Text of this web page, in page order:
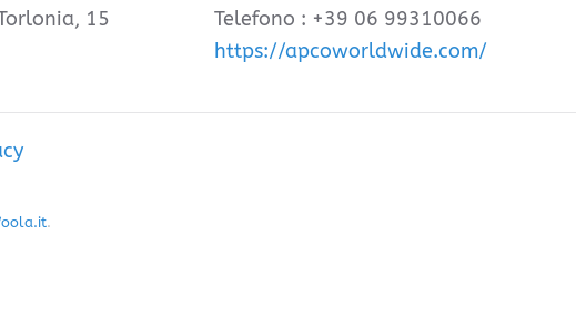
15
Telefono : +39 06 99310066
https://apcoworldwide.com/
.